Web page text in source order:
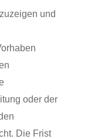
und
oder der
Die Frist